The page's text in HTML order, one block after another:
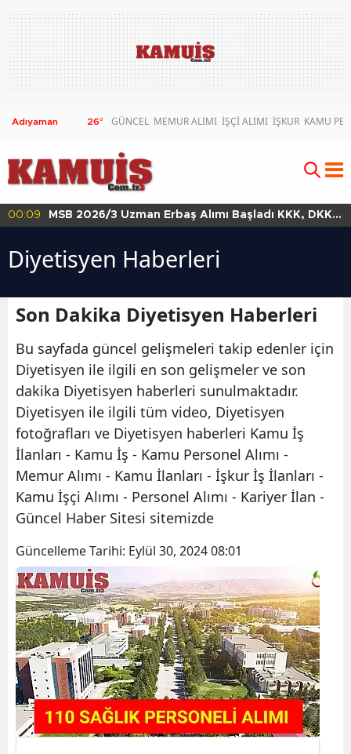
26° GÜNCEL MEMUR ALIMI İŞÇİ ALIMI İŞKUR KAMU
00:09
MSB 2026/3 Uzman Erbaş Alımı Başladı KKK, DKK
Diyetisyen Haberleri
Son Dakika Diyetisyen Haberleri
Bu sayfada güncel gelişmeleri takip edenler için
Diyetisyen ile ilgili en son gelişmeler ve son
dakika Diyetisyen haberleri sunulmaktadır.
Diyetisyen ile ilgili tüm video, Diyetisyen
fotoğrafları ve Diyetisyen haberleri Kamu İş
İlanları - Kamu İş - Kamu Personel Alımı -
Memur Alımı - Kamu İlanları - İşkur İş İlanları -
Kamu İşçi Alımı - Personel Alımı - Kariyer İlan -
Güncel Haber Sitesi sitemizde
Güncelleme Tarihi: Eylül 30, 2024 08:01